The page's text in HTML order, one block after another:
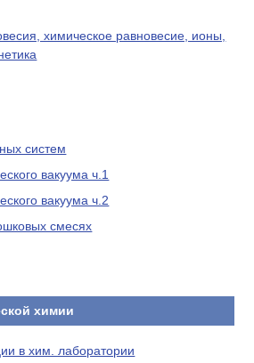
химическое равновесие, ионы,
систем
вакуума ч.1
вакуума ч.2
смесях
химии
в хим. лаборатории